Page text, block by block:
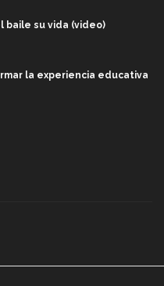
baile su vida (video)
la experiencia educativa